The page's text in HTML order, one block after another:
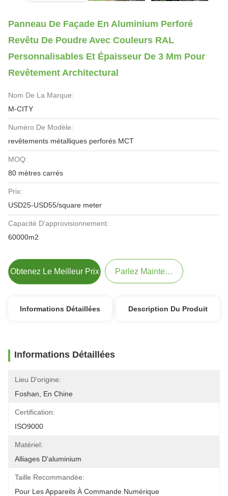
Panneau De Façade En Aluminium Perforé
Revêtu De Poudre Avec Couleurs RAL
Personnalisables Et Épaisseur De 3 Mm Pour
Revêtement Architectural
Nom De La Marque:
M-CITY
Numéro De Modèle:
revêtements métalliques perforés MCT
MOQ:
80 mètres carrés
Prix:
USD25-USD55/square meter
Capacité D'approvisionnement:
60000m2
Obtenez Le Meilleur Prix Parlez Maintenant.
Informations Détaillées Description Du Produit
Informations Détaillées
Lieu D'origine:
Foshan, En Chine
Certification:
ISO9000
Matériel:
Alliages D'aluminium
Taille Recommandée:
Pour Les Appareils À Commande Numérique